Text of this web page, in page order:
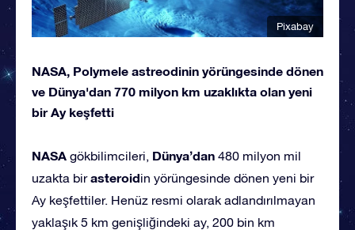
Pixabay
NASA, Polymele astreodinin yörüngesinde dönen
ve Dünya'dan 770 milyon km uzaklıkta olan yeni
bir Ay keşfetti
NASA gökbilimcileri, Dünya’dan 480 milyon mil
uzakta birasteroidin yörüngesinde dönen yeni bir
Ay keşfettiler. Henüz resmi olarak adlandırılmayan
yaklaşık 5 km genişliğindeki ay, 200 bin km